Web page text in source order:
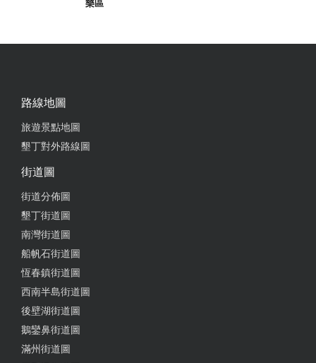
樂區
路線地圖
旅遊景點地圖
墾丁對外路線圖
街道圖
街道分佈圖
墾丁街道圖
南灣街道圖
船帆石街道圖
恆春鎮街道圖
西南半島街道圖
後壁湖街道圖
鵝鑾鼻街道圖
滿州街道圖